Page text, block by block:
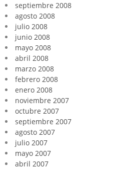
septiembre 2008
agosto 2008
julio 2008
junio 2008
mayo 2008
abril 2008
marzo 2008
febrero 2008
enero 2008
noviembre 2007
octubre 2007
septiembre 2007
agosto 2007
julio 2007
mayo 2007
abril 2007